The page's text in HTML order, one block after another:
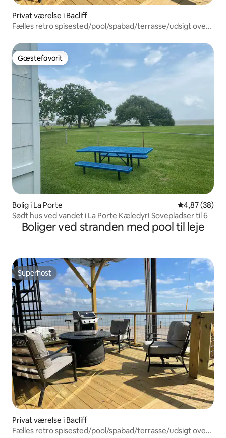
Privat værelse i Bacliff
Fælles retro spisested/pool/spabad/terrasse/udsigt over
Gæstefavorit
Gæstefavorit
Bolig i La Porte 4,87 ud af 5 i
4,87 (38)
Sødt hus ved vandet i La Porte Kæledyr! Sovepladser til 6
Boliger ved stranden med pool til leje
Superhost
Superhost
Privat værelse i Bacliff
Fælles retro spisested/pool/spabad/terrasse/udsigt over